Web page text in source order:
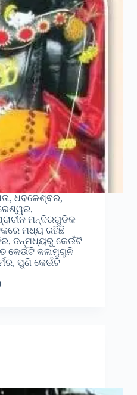
ଧବଳେଶ୍ଵର,
ମନ୍ଦିରଗୁଡିକ
ମଧ୍ୟ ରହିଛି
ତନ୍ମଧ୍ୟରୁ କେଉଁଟି
କେଉଁଟି କଳାମୁଗୁନି
ପୁଣି କେଉଁଟି